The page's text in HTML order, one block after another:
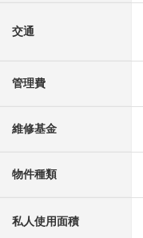
交通
管理費
維修基金
物件種類
私人使用面積